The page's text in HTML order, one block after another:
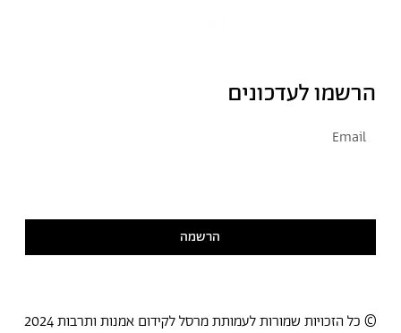
הרשמו לעדכונים
הרשמה
© כל הזכויות שמורות לעמותת מרסל לקידום אמנות ותרבות 2024